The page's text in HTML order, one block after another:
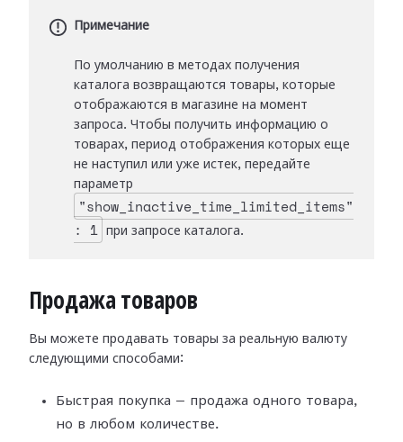
Примечание
По умолчанию в методах получения
каталога возвращаются товары, которые
отображаются в магазине на момент
запроса. Чтобы получить информацию о
товарах, период отображения которых еще
не наступил или уже истек, передайте
параметр
"show_inactive_time_limited_items"
: 1
при запросе каталога.
Продажа товаров
Вы можете продавать товары за реальную валюту
следующими способами:
Быстрая покупка — продажа одного товара,
но в любом количестве.